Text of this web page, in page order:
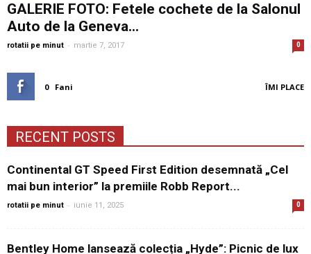
GALERIE FOTO: Fetele cochete de la Salonul
Auto de la Geneva...
rotatii pe minut - martie 7, 2017 0
0 Fani ÎMI PLACE
RECENT POSTS
Continental GT Speed First Edition desemnată „Cel
mai bun interior” la premiile Robb Report...
rotatii pe minut - iunie 11, 2025 0
Bentley Home lansează colecția „Hyde”: Picnic de lux